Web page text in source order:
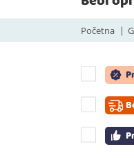
Početna